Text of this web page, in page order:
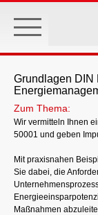
main
Grundlagen DIN
Zum Thema:
Wir vermitteln Ihnen
50001 und geben
Mit praxisnahen
Sie dabei, die
Maßnahmen